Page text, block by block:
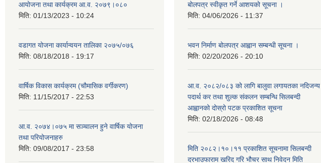
आयोजना तथा कार्यक्रम आ.व. २०७९।०८०
मिति: 01/13/2023 - 10:24
वडागत योजना कार्यान्वयन तालिका २०७५/०७६
मिति: 08/18/2018 - 19:17
वार्षिक विकास कार्यक्रम (चौमासिक वर्गीकरण)
मिति: 11/15/2017 - 22:53
आ.व. २०७४।०७५ मा सञ्चालन हुने वार्षिक योजना
तथा परियोजनाहरु
मिति: 09/08/2017 - 23:58
बोलपत्र स्वीकृत गर्ने आशयको सूचना ।
मिति: 04/06/2026 - 11:37
भवन निर्माण बोलपत्र आह्वान सम्बन्धी सूचना ।
मिति: 02/20/2026 - 20:10
आ.व. २०८२/०८३ को लागि बालुवा लगायतका नदिजन्य
पदार्थ कर तथा शुल्क संकलन सम्बन्धि सिलबन्दी
आह्वानको दोस्रो पटक प्रकाशित सूचना
मिति: 02/18/2026 - 08:48
मिति २०८२।१०।११ प्रकाशित सूचनामा सिलबन्दी
दरभाउफाराम खरिद गरि भौचर साथ निवेदन मिति